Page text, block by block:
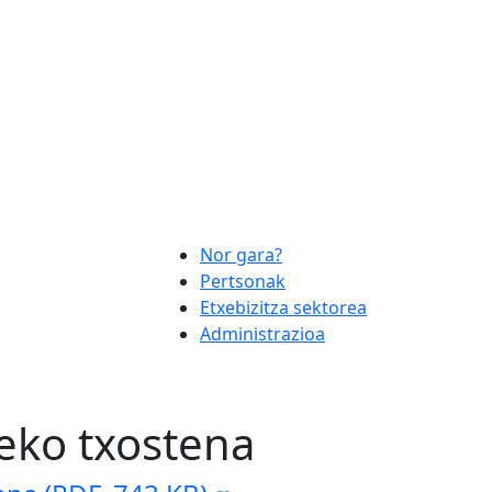
Nor gara?
Pertsonak
Etxebizitza sektorea
Administrazioa
txostena